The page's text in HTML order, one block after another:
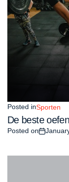
Posted inSporten
De beste
Posted on